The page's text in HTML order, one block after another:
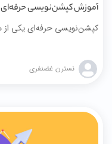
آموزش کپشن‌نویسی حرفه‌ای
نسترن غضنفری